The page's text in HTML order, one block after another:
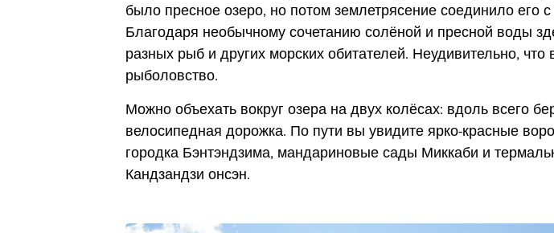
было пресное озеро, но потом землетрясение соединило его
Благодаря необычному сочетанию солёной и пресной воды
разных рыб и других морских обитателей. Неудивительно, что
рыболовство.
Можно объехать вокруг озера на двух колёсах: вдоль всего
велосипедная дорожка. По пути вы увидите ярко-красные
городка Бэнтэндзима, мандариновые сады Миккаби и
Кандзандзи онсэн.